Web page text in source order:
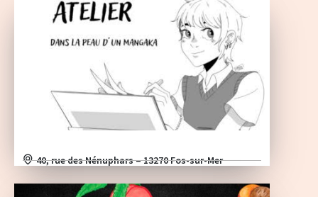
40, rue des Nénuphars – 13270 Fos-sur-Mer